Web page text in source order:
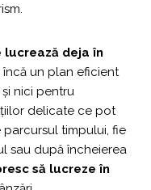
lucrează deja în
încă un plan eficient
nici pentru
delicate ce pot
timpului, fie
sau după încheierea
să lucreze în